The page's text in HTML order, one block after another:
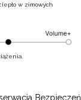
w zimowych